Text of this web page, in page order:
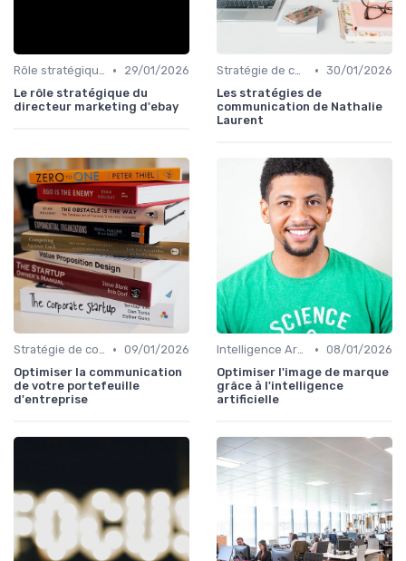
Rôle stratégique du directeur de la communication •
29/01/2026
Le rôle stratégique du
directeur marketing d'ebay
Stratégie de communication d’entreprise • 30/01/2026
Les stratégies de
communication de Nathalie
Laurent
Stratégie de communication d’entreprise • 09/01/2026
Optimiser la communication
de votre portefeuille
d'entreprise
Intelligence Artificielle en communication • 08/01/2026
Optimiser l'image de marque
grâce à l'intelligence
artificielle